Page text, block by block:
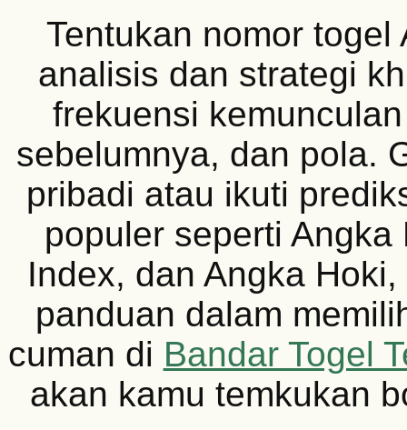
Tentukan nomor togel
analisis dan strategi
frekuensi
sebelumnya, dan pola.
pribadi atau ikuti
populer seperti Angka
Index, dan Angka
panduan dalam
cuman di Bandar Togel
akan kamu temkukan